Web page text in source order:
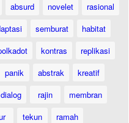
absurd novelet
rasional
semburat
habitat
kontras
replikasi
panik abstrak
kreatif
dialog rajin
membran
tekun
ramah